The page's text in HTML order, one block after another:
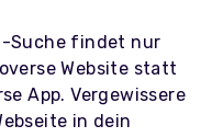
Suche findet nur
Website statt
App. Vergewissere
in dein